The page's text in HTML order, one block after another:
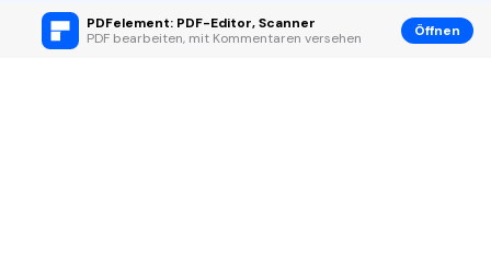
PDFelement: PDF-Editor, Scanner
PDF bearbeiten, mit Kommentaren versehen
Öffnen